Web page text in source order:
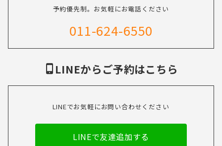
予約優先制。お気軽にお電話ください
011-624-6550
LINEからご予約はこちら
LINEでお気軽にお問い合わせください
LINEで友達追加する